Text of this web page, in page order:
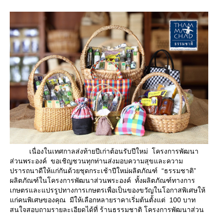
เนื่องในเทศกาลส่งท้ายปีเก่าต้อนรับปีใหม่ โครงการพัฒนา
ส่วนพระองค์ ขอเชิญชวนทุกท่านส่งมอบความสุขและความ
ปรารถนาดีให้แก่กันด้วยชุดกระเช้าปีใหม่ผลิตภัณฑ์ “ธรรมชาติ”
ผลิตภัณฑ์ในโครงการพัฒนาส่วนพระองค์ ทั้งผลิตภัณฑ์ทางการ
เกษตรและแปรรูปทางการเกษตรเพื่อเป็นของขวัญในโอกาสพิเศษให้
ก่คนพิเศษของคุณ มีให้เลือกหลายราคาเริ่มต้นตั้งแต่ 100 บาท
สนใจสอบถามรายละเอียดได้ที่ ร้านธรรมชาติ โครงการพัฒนาส่วน